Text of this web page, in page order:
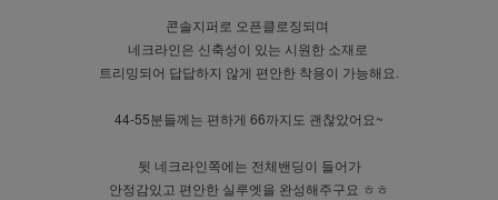
콘솔지퍼로 오픈클로징되며
네크라인은 신축성이 있는 시원한 소재로
트리밍되어 답답하지 않게 편안한 착용이 가능해요.
44-55분들께는 편하게 66까지도 괜찮았어요~
뒷 네크라인쪽에는 전체밴딩이 들어가
안정감있고 편안한 실루엣을 완성해주구요 ㅎㅎ